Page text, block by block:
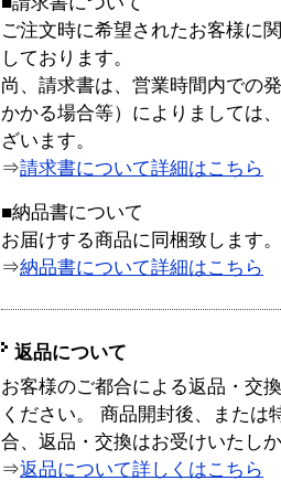
ご注文時に希望されたお客様に
しております。
尚、請求書は、営業時間内での
かかる場合等）によりましては
ざいます。
⇒請求書について詳細はこちら
■納品書について
お届けする商品に同梱致します。
⇒納品書について詳細はこちら
返品について
お客様のご都合による返品・交
ください。 商品開封後、または
合、返品・交換はお受けいたし
⇒返品について詳しくはこちら